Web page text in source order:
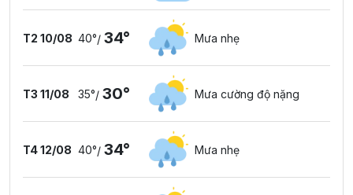
T2 10/08 40°/ 34° Mưa nhẹ
T3 11/08 35°/ 30° Mưa cường độ nặng
T4 12/08 40°/ 34° Mưa nhẹ